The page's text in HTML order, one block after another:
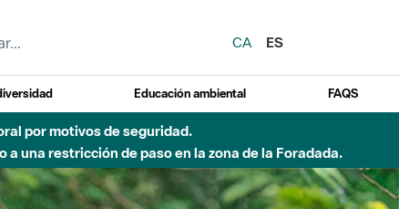
CA
ES
Educación ambiental FAQS
por motivos de seguridad.
una restricción de paso en la zona de la Foradada.